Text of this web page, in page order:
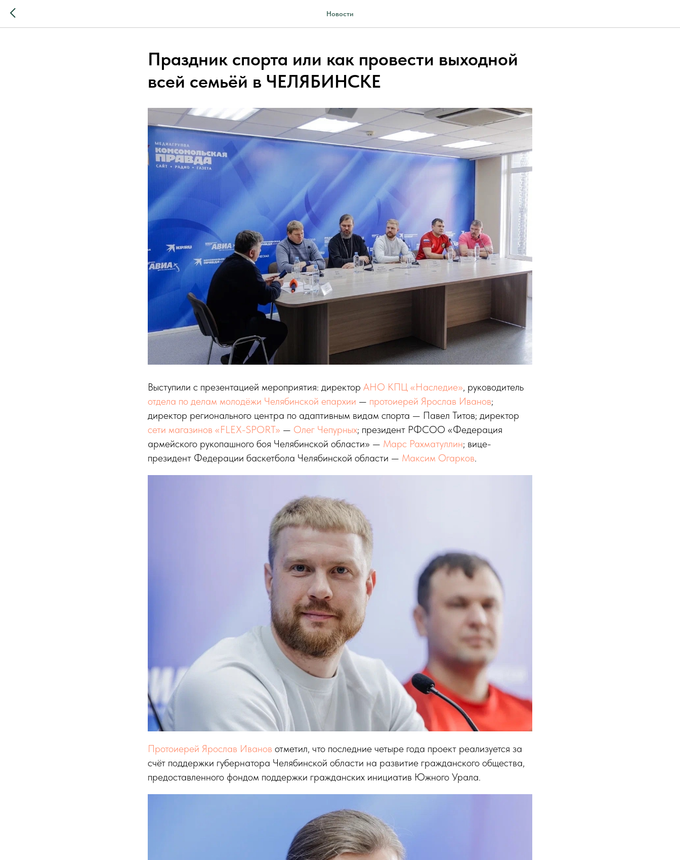
Новости
Праздник спорта или как провести выходной
всей семьёй в ЧЕЛЯБИНСКЕ
Выступили с презентацией мероприятия: директор АНО КПЦ «Наследие», руководитель
отдела по делам молодёжи Челябинской епархии — протоиерей Ярослав Иванов;
директор регионального центра по адаптивным видам спорта — Павел Титов; директор
сети магазинов «FLEX-SPORT» — Олег Чепурных; президент РФСОО «Федерация
армейского рукопашного боя Челябинской области» — Марс Рахматуллин; вице-
президент Федерации баскетбола Челябинской области — Максим Огарков.
Протоиерей Ярослав Иванов отметил, что последние четыре года проект реализуется за
счёт поддержки губернатора Челябинской области на развитие гражданского общества,
предоставленного фондом поддержки гражданских инициатив Южного Урала.